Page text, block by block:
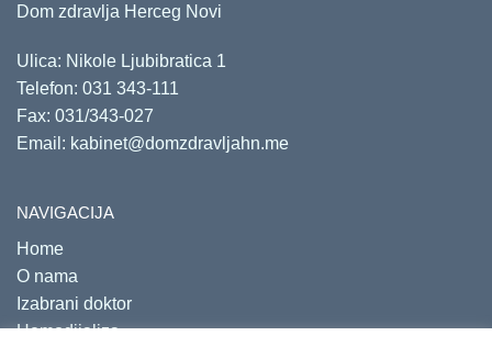
Dom zdravlja Herceg Novi
Ulica: Nikole Ljubibratica 1
Telefon: 031 343-111
Fax: 031/343-027
Email: kabinet@domzdravljahn.me
NAVIGACIJA
Home
O nama
Izabrani doktor
Hemodijaliza